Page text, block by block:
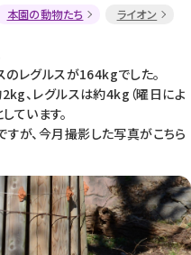
本園の動物たち ライオン
レグルスが164kgでした。
、レグルスは約4kg（曜日によ
ています。
が、今月撮影した写真がこちら